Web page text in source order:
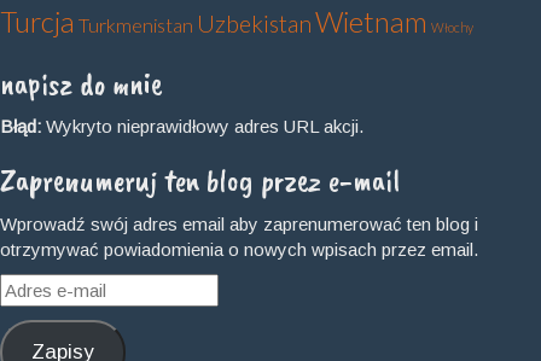
Turcja Turkmenistan UzbekistanWietnam Włochy
napisz do mnie
Błąd: Wykryto nieprawidłowy adres URL akcji.
Zaprenumeruj ten blog przez e-mail
Wprowadź swój adres email aby zaprenumerować ten blog i
otrzymywać powiadomienia o nowych wpisach przez email.
Adres
e-
mail
Zapisy